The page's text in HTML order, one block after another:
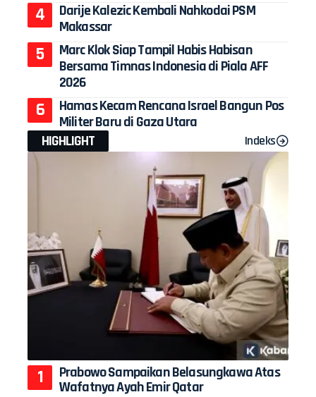
Darije Kalezic Kembali Nahkodai PSM
Makassar
Marc Klok Siap Tampil Habis Habisan
Bersama Timnas Indonesia di Piala AFF
2026
Hamas Kecam Rencana Israel Bangun Pos
Militer Baru di Gaza Utara
HIGHLIGHT
Indeks
Prabowo Sampaikan Belasungkawa Atas
Wafatnya Ayah Emir Qatar